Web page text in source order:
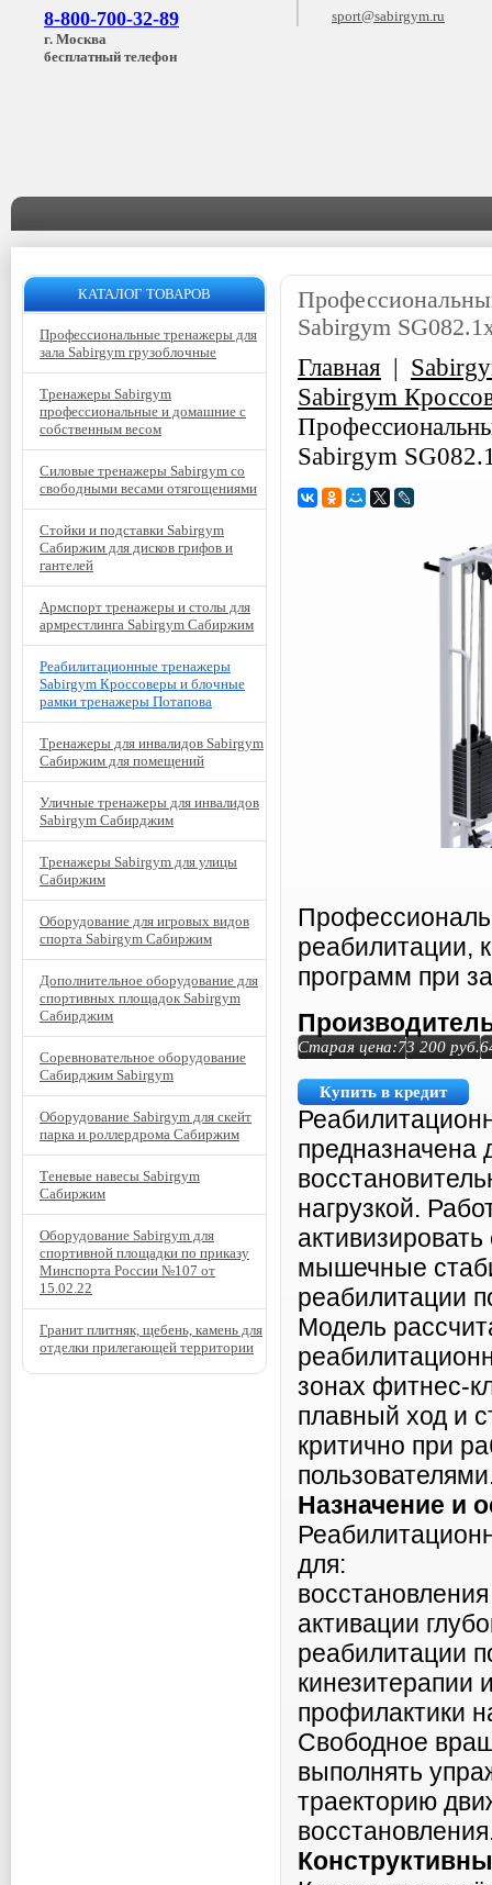
8-800-700-32-89
г. Москва
бесплатный телефон
sport@sabirgym.ru
Sabirgym
Главная |
Sabirgym
Sabirgym
реабилитации,
программ при
Старая цена:73 200 руб.
Купить в кредит
предназначена
нагрузкой.
мышечные
реабилитации
Модель
зонах фитнес-
плавный ход и
критично при
Назначение и
для:
активации
реабилитации
кинезитерапии
профилактики
Свободное
выполнять
траекторию
КАТАЛОГ ТОВАРОВ
Профессиональные тренажеры для
зала Sabirgym грузоблочные
Тренажеры Sabirgym
профессиональные и домашние с
собственным весом
Силовые тренажеры Sabirgym со
свободными весами отягощениями
Стойки и подставки Sabirgym
Сабиржим для дисков грифов и
гантелей
Армспорт тренажеры и столы для
армрестлинга Sabirgym Сабиржим
Реабилитационные тренажеры
Sabirgym Кроссоверы и блочные
рамки тренажеры Потапова
Тренажеры для инвалидов Sabirgym
Сабиржим для помещений
Уличные тренажеры для инвалидов
Sabirgym Сабирджим
Тренажеры Sabirgym для улицы
Сабиржим
Оборудование для игровых видов
спорта Sabirgym Сабиржим
Дополнительное оборудование для
спортивных площадок Sabirgym
Сабирджим
Соревновательное оборудование
Сабирджим Sabirgym
Оборудование Sabirgym для скейт
парка и роллердрома Сабиржим
Теневые навесы Sabirgym
Сабиржим
Оборудование Sabirgym для
спортивной площадки по приказу
Минспорта России №107 от
15.02.22
Гранит плитняк, щебень, камень для
отделки прилегающей территории